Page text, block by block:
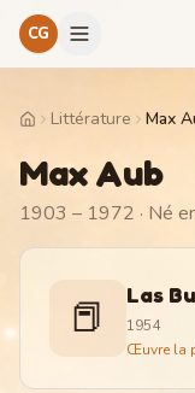
CG
HomeLittérature Max
Max Aub
1903 – 1972 · Né
📕 Las
1954
Œuvre la